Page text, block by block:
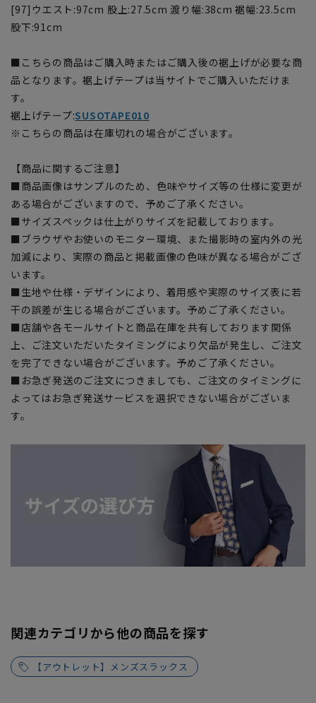
[97]ウエスト:97cm 股上:27.5cm 渡り幅:38cm 裾幅:23.5cm
股下:91cm
■こちらの商品はご購入時またはご購入後の裾上げが必要な商
品となります。裾上げテープは当サイトでご購入いただけま
す。
裾上げテープ:SUSOTAPE010
※こちらの商品は在庫切れの場合がございます。
【商品に関するご注意】
■商品画像はサンプルのため、色味やサイズ等の仕様に変更が
ある場合がございますので、予めご了承ください。
■サイズスペックは仕上がりサイズを記載しております。
■ブラウザやお使いのモニター環境、また撮影時の室内外の光
加減により、実際の商品と掲載画像の色味が異なる場合がござ
います。
■生地や仕様・デザインにより、着用感や実際のサイズ表に若
干の誤差が生じる場合がございます。予めご了承ください。
■店舗や各モールサイトと商品在庫を共有しております関係
上、ご注文いただいたタイミングにより欠品が発生し、ご注文
を完了できない場合がございます。予めご了承ください。
■お急ぎ発送のご注文につきましても、ご注文のタイミングに
よってはお急ぎ発送サービスを選択できない場合がございま
す。
関連カテゴリから他の商品を探す
【アウトレット】メンズスラックス